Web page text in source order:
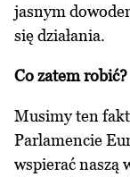
jasnym
się działania.
Co zatem robić?
Musimy ten
Parlamencie
wspierać naszą